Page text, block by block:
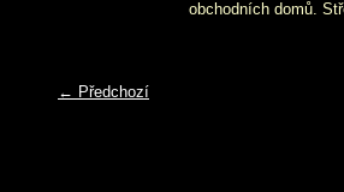
obchodních domů.
← Předchozí